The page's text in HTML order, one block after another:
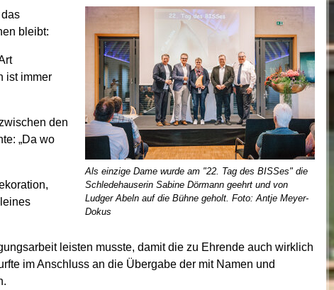
Als einzige Dame wurde am "22. Tag des BISSes" die
Schledehauserin Sabine Dörmann geehrt und von
Ludger Abeln auf die Bühne geholt. Foto: Antje Meyer-
Dokus
bleibt:
ist immer
den
„Da wo
leisten musste, damit die zu Ehrende auch wirklich
im Anschluss an die Übergabe der mit Namen und